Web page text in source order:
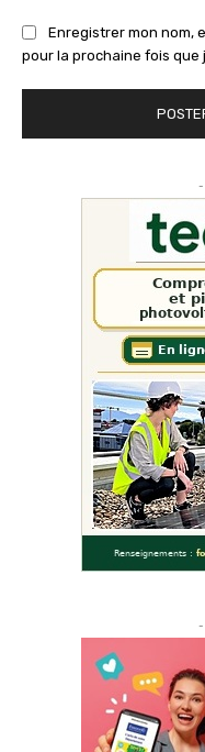
Enregistrer mon nom,
pour la prochaine fois que
-
-